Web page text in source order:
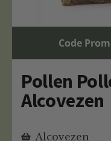
Code
Pollen
Alcovezen
Alcovezen